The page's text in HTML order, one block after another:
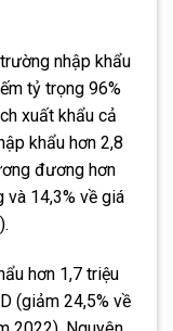
nhập khẩu
tỷ trọng 96%
xuất khẩu cả
khẩu hơn 2,8
đương hơn
và 14,3% về giá
hơn 1,7 triệu
(giảm 24,5% về